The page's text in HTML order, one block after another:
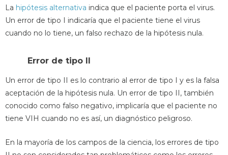
La hipótesis alternativa indica que el paciente porta el virus.
Un error de tipo I indicaría que el paciente tiene el virus
cuando no lo tiene, un falso rechazo de la hipótesis nula.
Error de tipo II
Un error de tipo II es lo contrario al error de tipo I y es la falsa
aceptación de la hipótesis nula. Un error de tipo II, también
conocido como falso negativo, implicaría que el paciente no
tiene VIH cuando no es así, un diagnóstico peligroso.
En la mayoría de los campos de la ciencia, los errores de tipo